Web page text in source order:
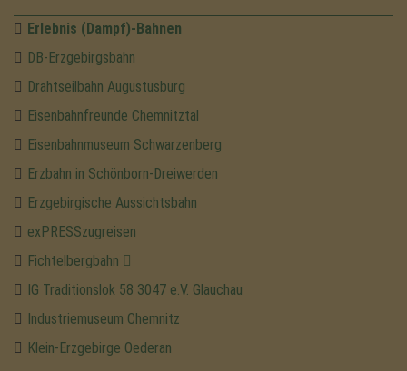
Erlebnis (Dampf)-Bahnen
DB-Erzgebirgsbahn
Drahtseilbahn Augustusburg
Eisenbahnfreunde Chemnitztal
Eisenbahnmuseum Schwarzenberg
Erzbahn in Schönborn-Dreiwerden
Erzgebirgische Aussichtsbahn
exPRESSzugreisen
Fichtelbergbahn
IG Traditionslok 58 3047 e.V. Glauchau
Industriemuseum Chemnitz
Klein-Erzgebirge Oederan